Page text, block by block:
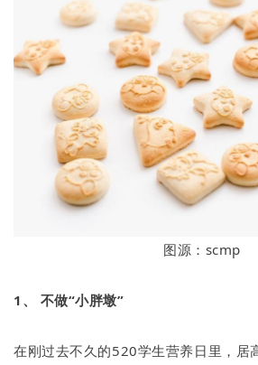
图源：scmp
1、 不做“小胖墩”
在刚过去不久的520学生营养日里，居